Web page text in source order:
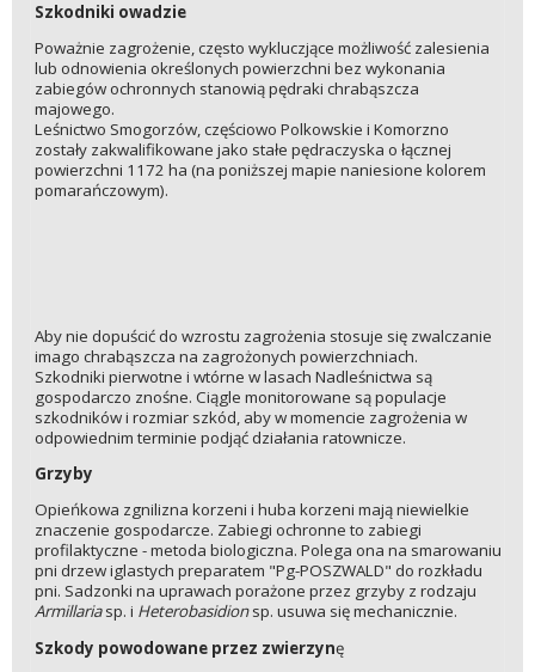
Szkodniki owadzie
Poważnie zagrożenie, często wykluczjące możliwość zalesienia
lub odnowienia określonych powierzchni bez wykonania
zabiegów ochronnych stanowią pędraki chrabąszcza
majowego.
Leśnictwo Smogorzów, częściowo Polkowskie i Komorzno
zostały zakwalifikowane jako stałe pędraczyska o łącznej
powierzchni 1172 ha (na poniższej mapie naniesione kolorem
pomarańczowym).
Aby nie dopuścić do wzrostu zagrożenia stosuje się zwalczanie
imago chrabąszcza na zagrożonych powierzchniach.
Szkodniki pierwotne i wtórne w lasach Nadleśnictwa są
gospodarczo znośne. Ciągle monitorowane są populacje
szkodników i rozmiar szkód, aby w momencie zagrożenia w
odpowiednim terminie podjąć działania ratownicze.
Grzyby
Opieńkowa zgnilizna korzeni i huba korzeni mają niewielkie
znaczenie gospodarcze. Zabiegi ochronne to zabiegi
profilaktyczne - metoda biologiczna. Polega ona na smarowaniu
pni drzew iglastych preparatem "Pg-POSZWALD" do rozkładu
pni. Sadzonki na uprawach porażone przez grzyby z rodzaju
Armillariasp. i Heterobasidionsp. usuwa się mechanicznie.
Szkody powodowane przez zwierzynę